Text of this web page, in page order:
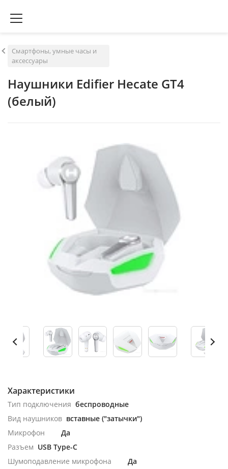
Смартфоны, умные часы и
аксессуары
Наушники Edifier Hecate GT4
(белый)
Характеристики
Тип подключения беспроводные
Вид наушников вставные ("затычки")
Микрофон
Да
Разъем USB Type-C
Шумоподавление микрофона
Да